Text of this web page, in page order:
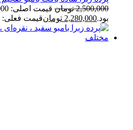
2,500,000 تومان
بود.2,280,000 تومانقیمت فعلی: 2,280,000 تومان.